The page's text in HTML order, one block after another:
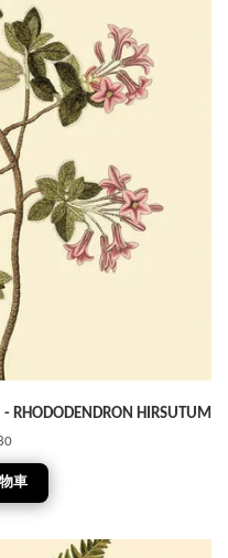
HIRSUTUM
車